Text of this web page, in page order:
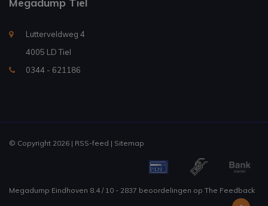
Lutterveldweg 4
4005 LD Tiel
0344 - 621186
© Copyright 2026 | RSS-feed | Sitemap
Megadump Eindhoven 8.4/ 10 - 2837 beoordelingen op The Feedback